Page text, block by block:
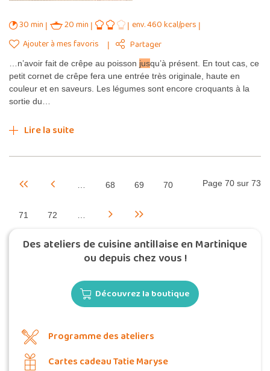
30 min 20 min
env. 460 kcal/pers
Ajouter à mes favoris
Partager
…n’avoir fait de crêpe au poisson jusqu’à présent. En tout cas, ce
petit cornet de crêpe fera une entrée très originale, haute en
couleur et en saveurs. Les légumes sont encore croquants à la
sortie du…
Lire la suite
Page 70 sur 73
68 69 70
71 72
Des ateliers de cuisine antillaise en Martinique
ou depuis chez vous !
Découvrez la boutique
Programme des ateliers
Cartes cadeau Tatie Maryse